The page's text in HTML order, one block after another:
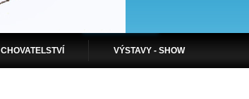
CHOVATELSTVÍ VÝSTAVY - SHOW